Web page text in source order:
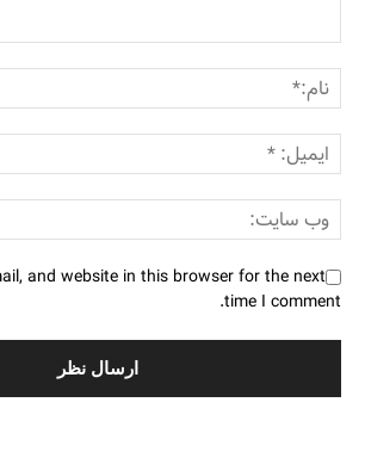
and website in this browser for the next
time I comment.